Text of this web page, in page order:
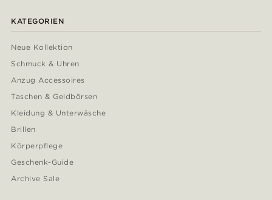
KATEGORIEN
Neue Kollektion
Schmuck & Uhren
Anzug Accessoires
Taschen & Geldbörsen
Kleidung & Unterwäsche
Brillen
Körperpflege
Geschenk-Guide
Archive Sale